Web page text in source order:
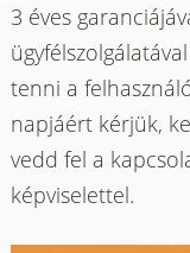
3 éves
tenni a
napjáért kérjük,
vedd fel a
képviselettel.